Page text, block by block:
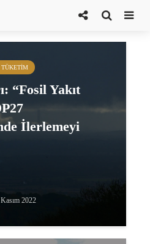
TÜKETIM
“Fosil Yakıt
İlerlemeyi
2022